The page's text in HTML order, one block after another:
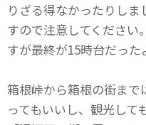
りざる得なかったりし
すので注意してください
すが最終が15時台だっ
箱根峠から箱根の街まで
ってもいいし、観光して